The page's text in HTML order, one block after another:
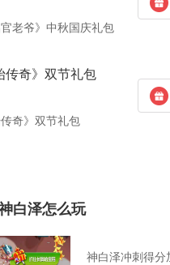
官老爷》中秋国庆礼包
传奇》双节礼包
传奇》双节礼包
白泽怎么玩
神白泽冲刺得分